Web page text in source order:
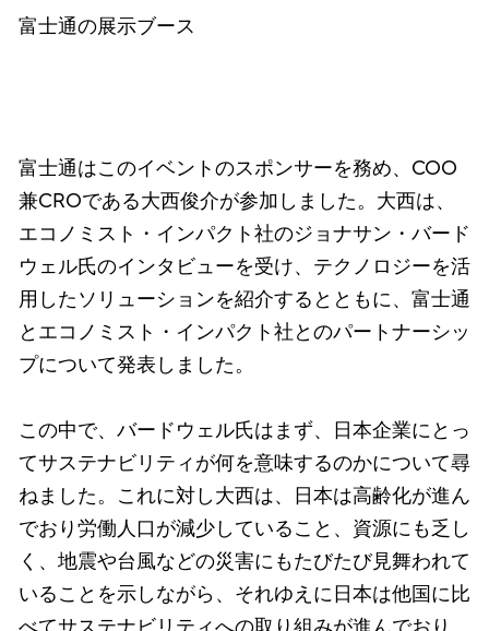
富士通の展示ブース
富士通はこのイベントのスポンサーを務め、COO
兼CROである大西俊介が参加しました。大西は、
エコノミスト・インパクト社のジョナサン・バード
ウェル氏のインタビューを受け、テクノロジーを活
用したソリューションを紹介するとともに、富士通
とエコノミスト・インパクト社とのパートナーシッ
プについて発表しました。
この中で、バードウェル氏はまず、日本企業にとっ
てサステナビリティが何を意味するのかについて尋
ねました。これに対し大西は、日本は高齢化が進ん
でおり労働人口が減少していること、資源にも乏し
く、地震や台風などの災害にもたびたび見舞われて
いることを示しながら、それゆえに日本は他国に比